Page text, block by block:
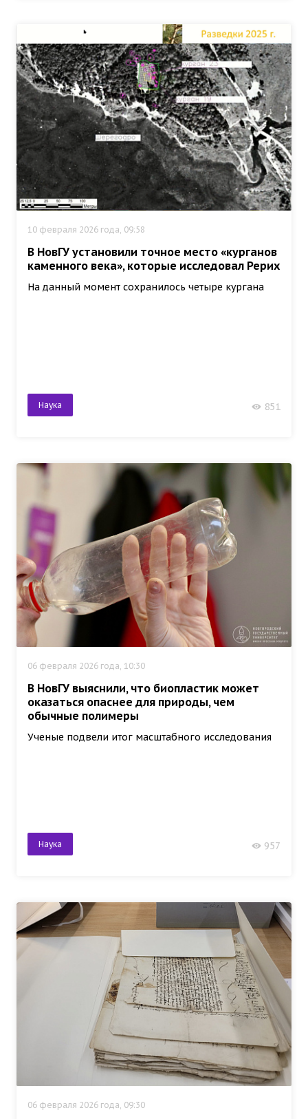
10 февраля 2026 года, 09:58
В НовГУ установили точное место «курганов
каменного века», которые исследовал Рерих
На данный момент сохранилось четыре кургана
Наука 851
06 февраля 2026 года, 10:30
В НовГУ выяснили, что биопластик может
оказаться опаснее для природы, чем
обычные полимеры
Ученые подвели итог масштабного исследования
Наука 957
06 февраля 2026 года, 09:30